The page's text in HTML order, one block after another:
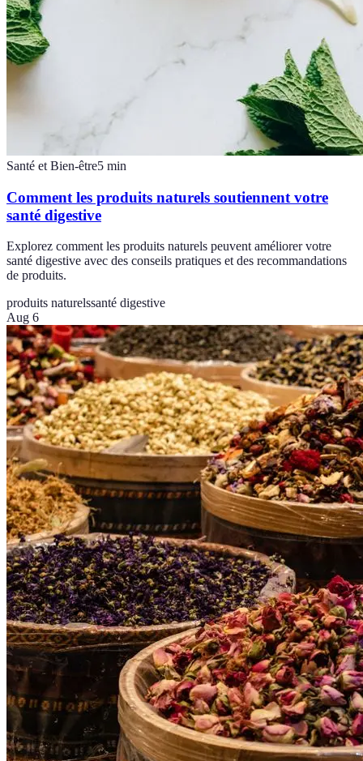
Santé et Bien-être5 min
Comment les produits naturels soutiennent votre
santé digestive
Explorez comment les produits naturels peuvent améliorer votre
santé digestive avec des conseils pratiques et des recommandations
de produits.
produits naturelssanté digestive
Aug 6